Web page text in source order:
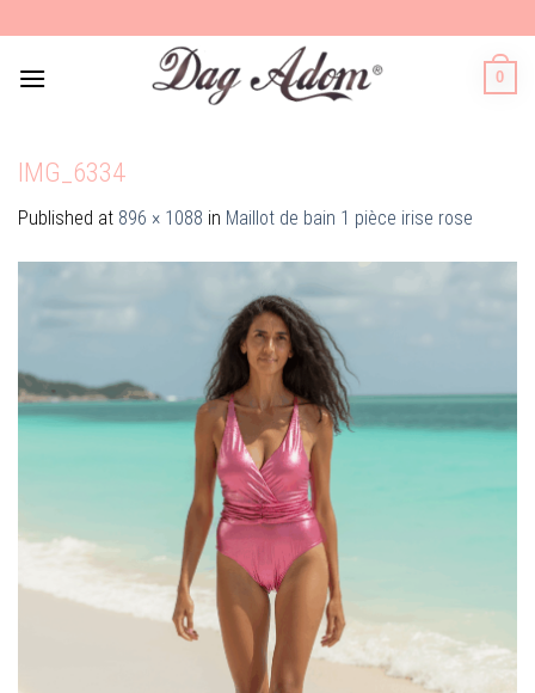
to
content
0
IMG_6334
Published at 896 × 1088 in Maillot de bain 1 pièce irise rose